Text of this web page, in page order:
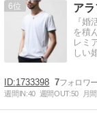
6
『
を積
レミ
しい
1733398 7
週間IN:40 週間OUT:50 月